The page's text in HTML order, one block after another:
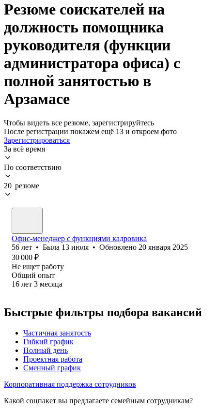
Резюме соискателей на
должность помощника
руководителя (функции
администратора офиса) с
полной занятостью в
Арзамасе
Чтобы видеть все резюме, зарегистрируйтесь
После регистрации покажем ещё 13 и откроем фото
Зарегистрироваться
За всё время
По соответствию
20 резюме
Офис-менеджер с функциями кадровика
56 лет • Была 13 июля • Обновлено 20 января 2025
30 000 ₽
Не ищет работу
Общий опыт
16 лет 3 месяца
Быстрые фильтры подбора вакансий
Частичная занятость
Гибкий график
Полный день
Проектная работа
Сменный график
Корпоративная поддержка сотрудников
Какой соцпакет вы предлагаете семейным сотрудникам?